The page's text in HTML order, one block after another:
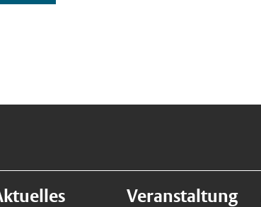
Veranstaltung